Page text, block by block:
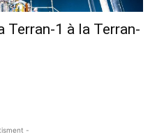
Terran-1 à la Terran-
-